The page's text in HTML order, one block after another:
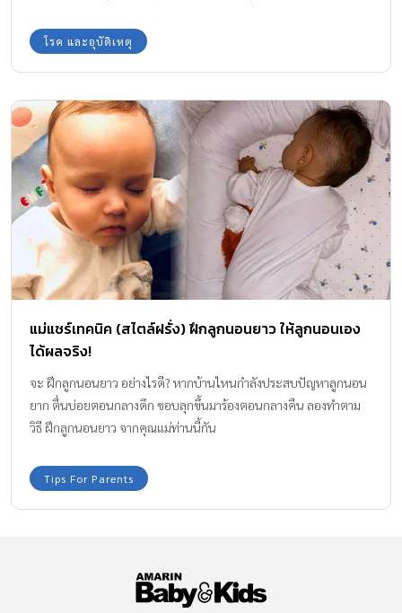
โรค และอุบัติเหตุ
แม่แชร์เทคนิค (สไตล์ฝรั่ง) ฝึกลูกนอนยาว ให้ลูกนอนเอง
ได้ผลจริง!
จะ ฝึกลูกนอนยาว อย่างไรดี? หากบ้านไหนกำลังประสบปัญหาลูกนอน
ยาก ตื่นบ่อยตอนกลางดึก ชอบลุกขึ้นมาร้องตอนกลางคืน ลองทำตาม
วิธี ฝึกลูกนอนยาว จากคุณแม่ท่านนี้กัน
Tips For Parents